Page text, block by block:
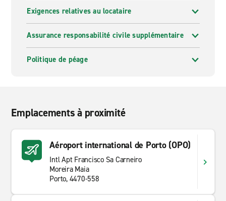
Exigences relatives au locataire
Assurance responsabilité civile supplémentaire
Politique de péage
Emplacements à proximité
Aéroport international de Porto (OPO)
Intl Apt Francisco Sa Carneiro
Moreira Maia
Porto, 4470-558